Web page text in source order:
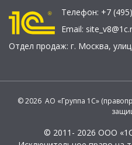
Телефон: +7
Email:
Отдел продаж: г. Москва,
© 2026 АО «Группа 1С»
© 2011- 2026 ООО